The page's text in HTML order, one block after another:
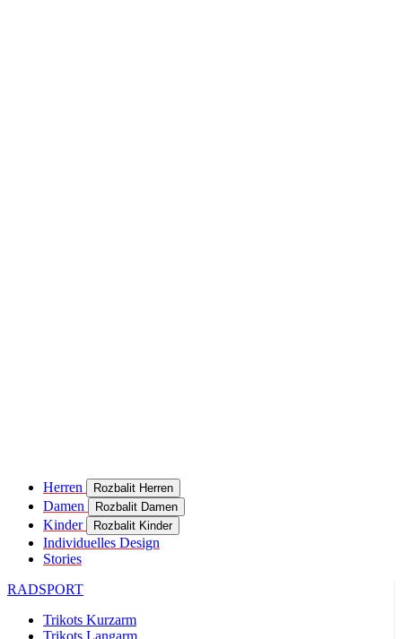
Herren Rozbalit Herren
Damen Rozbalit Damen
Kinder Rozbalit Kinder
Individuelles Design
Stories
RADSPORT
Trikots Kurzarm
Trikots Langarm